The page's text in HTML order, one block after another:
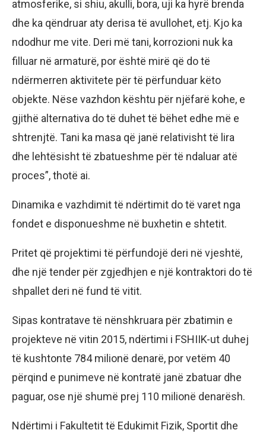
atmosferike, si shiu, akulli, bora, uji ka hyrë brenda
dhe ka qëndruar aty derisa të avullohet, etj. Kjo ka
ndodhur me vite. Deri më tani, korrozioni nuk ka
filluar në armaturë, por është mirë që do të
ndërmerren aktivitete për të përfunduar këto
objekte. Nëse vazhdon kështu për njëfarë kohe, e
gjithë alternativa do të duhet të bëhet edhe më e
shtrenjtë. Tani ka masa që janë relativisht të lira
dhe lehtësisht të zbatueshme për të ndaluar atë
proces”, thotë ai.
Dinamika e vazhdimit të ndërtimit do të varet nga
fondet e disponueshme në buxhetin e shtetit.
Pritet që projektimi të përfundojë deri në vjeshtë,
dhe një tender për zgjedhjen e një kontraktori do të
shpallet deri në fund të vitit.
Sipas kontratave të nënshkruara për zbatimin e
projekteve në vitin 2015, ndërtimi i FSHIIK-ut duhej
të kushtonte 784 milionë denarë, por vetëm 40
përqind e punimeve në kontratë janë zbatuar dhe
paguar, ose një shumë prej 110 milionë denarësh.
Ndërtimi i Fakultetit të Edukimit Fizik, Sportit dhe